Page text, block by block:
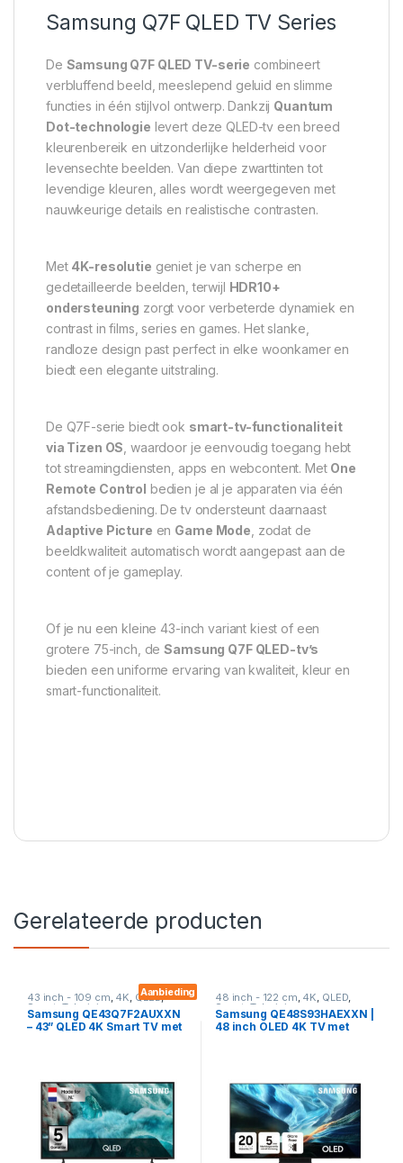
Samsung Q7F QLED TV Series
De Samsung Q7F QLED TV-serie combineert
verbluffend beeld, meeslepend geluid en slimme
functies in één stijlvol ontwerp. Dankzij Quantum
Dot-technologie levert deze QLED-tv een breed
kleurenbereik en uitzonderlijke helderheid voor
levensechte beelden. Van diepe zwarttinten tot
levendige kleuren, alles wordt weergegeven met
nauwkeurige details en realistische contrasten.
Met 4K-resolutie geniet je van scherpe en
gedetailleerde beelden, terwijl HDR10+
ondersteuning zorgt voor verbeterde dynamiek en
contrast in films, series en games. Het slanke,
randloze design past perfect in elke woonkamer en
biedt een elegante uitstraling.
De Q7F-serie biedt ook smart-tv-functionaliteit
via Tizen OS , waardoor je eenvoudig toegang hebt
tot streamingdiensten, apps en webcontent. Met One
Remote Control bedien je al je apparaten via één
afstandsbediening. De tv ondersteunt daarnaast
Adaptive Picture en Game Mode , zodat de
beeldkwaliteit automatisch wordt aangepast aan de
content of je gameplay.
Of je nu een kleine 43-inch variant kiest of een
grotere 75-inch, deSamsung Q7F QLED-tv’s
bieden een uniforme ervaring van kwaliteit, kleur en
smart-functionaliteit.
Gerelateerde producten
Aanbieding
43 inch - 109 cm, 4K, QLED,
Smart ,Televisies
Samsung QE43Q7F2AUXXN
– 43” QLED 4K Smart TV met
48 inch - 122 cm, 4K, QLED,
Smart ,Televisies
Samsung QE48S93HAEXXN |
48 inch OLED 4K TV met